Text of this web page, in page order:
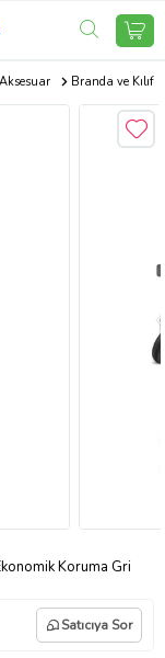
Branda ve Kılıf
Koruma Gri
Satıcıya Sor